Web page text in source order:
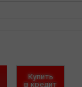
Купить
в кредит